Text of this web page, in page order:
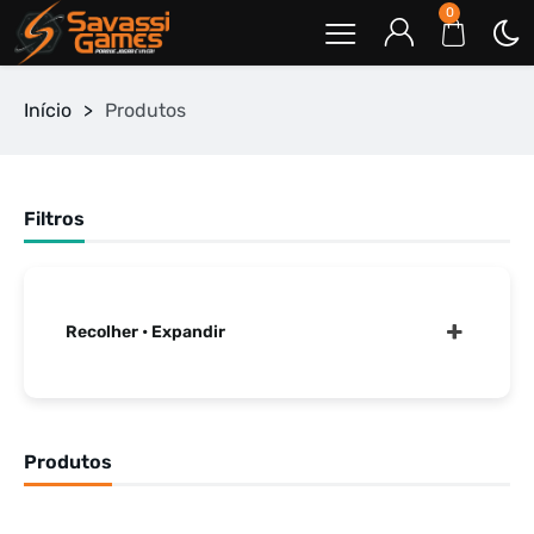
0
Início > Produtos
Produtos
Filtros
Recolher • Expandir